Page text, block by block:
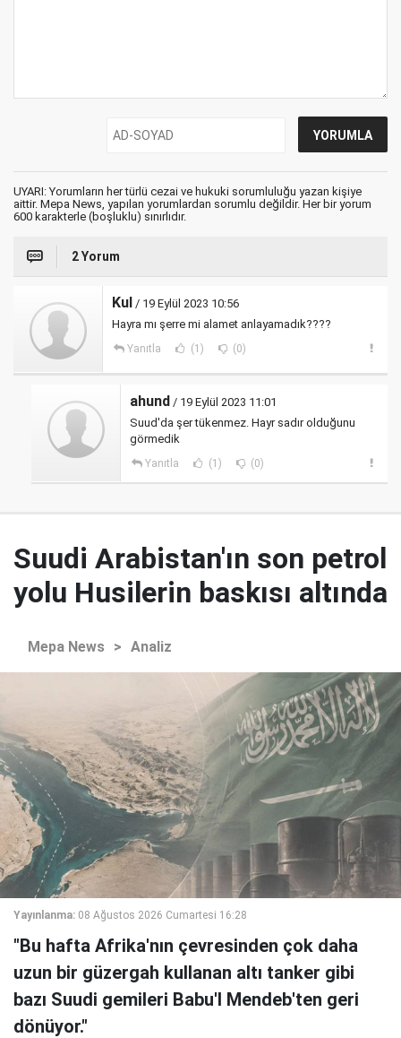
UYARI: Yorumların her türlü cezai ve hukuki sorumluluğu yazan kişiye
aittir. Mepa News, yapılan yorumlardan sorumlu değildir. Her bir yorum
600 karakterle (boşluklu) sınırlıdır.
2 Yorum
Kul / 19 Eylül 2023 10:56
Hayra mı şerre mi alamet anlayamadık????
Yanıtla (1) (0)
ahund / 19 Eylül 2023 11:01
Suud'da şer tükenmez. Hayr sadır olduğunu
görmedik
Yanıtla (1) (0)
Suudi Arabistan'ın son petrol
yolu Husilerin baskısı altında
Mepa News > Analiz
Yayınlanma: 08 Ağustos 2026 Cumartesi 16:28
"Bu hafta Afrika'nın çevresinden çok daha
uzun bir güzergah kullanan altı tanker gibi
bazı Suudi gemileri Babu'l Mendeb'ten geri
dönüyor."